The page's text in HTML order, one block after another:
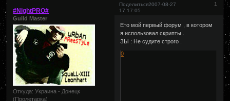
Поделиться 1
2007-08-27
17:17:05
#NightPRO#
Guild Master
Откуда: Украина - Донецк
(Пролетарка)
Ето мой первый форум , в котором
я использовал скрипты .
ЗЫ : Не судите строго .
0